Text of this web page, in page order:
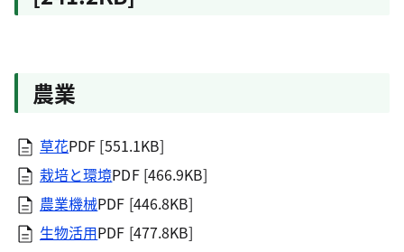
農業
草花PDF [551.1KB]
栽培と環境PDF [466.9KB]
農業機械PDF [446.8KB]
生物活用PDF [477.8KB]